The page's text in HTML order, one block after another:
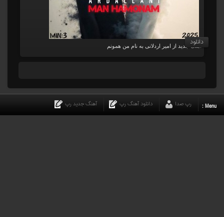
آهنگ جدید از امیر اردلانی به نام من همونم
دانلود
Menu : رپ صدا دانلود آهنگ رپ آهنگ جدید رپ